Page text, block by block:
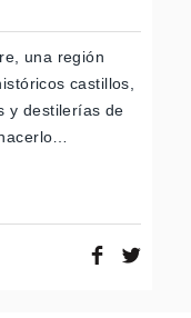
una región
castillos,
y destilerías de